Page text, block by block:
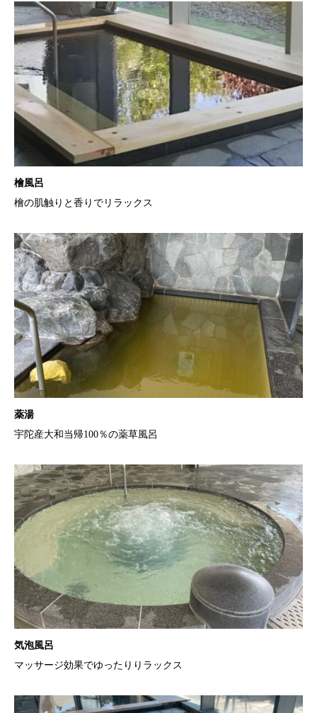
檜風呂
檜の肌触りと香りでリラックス
薬湯
宇陀産大和当帰100％の薬草風呂
気泡風呂
マッサージ効果でゆったりりラックス